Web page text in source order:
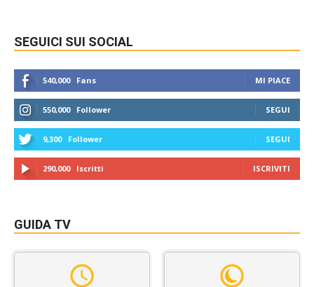
SEGUICI SUI SOCIAL
540,000 Fans MI PIACE
550,000 Follower SEGUI
9,300 Follower SEGUI
290,000 Iscritti ISCRIVITI
GUIDA TV